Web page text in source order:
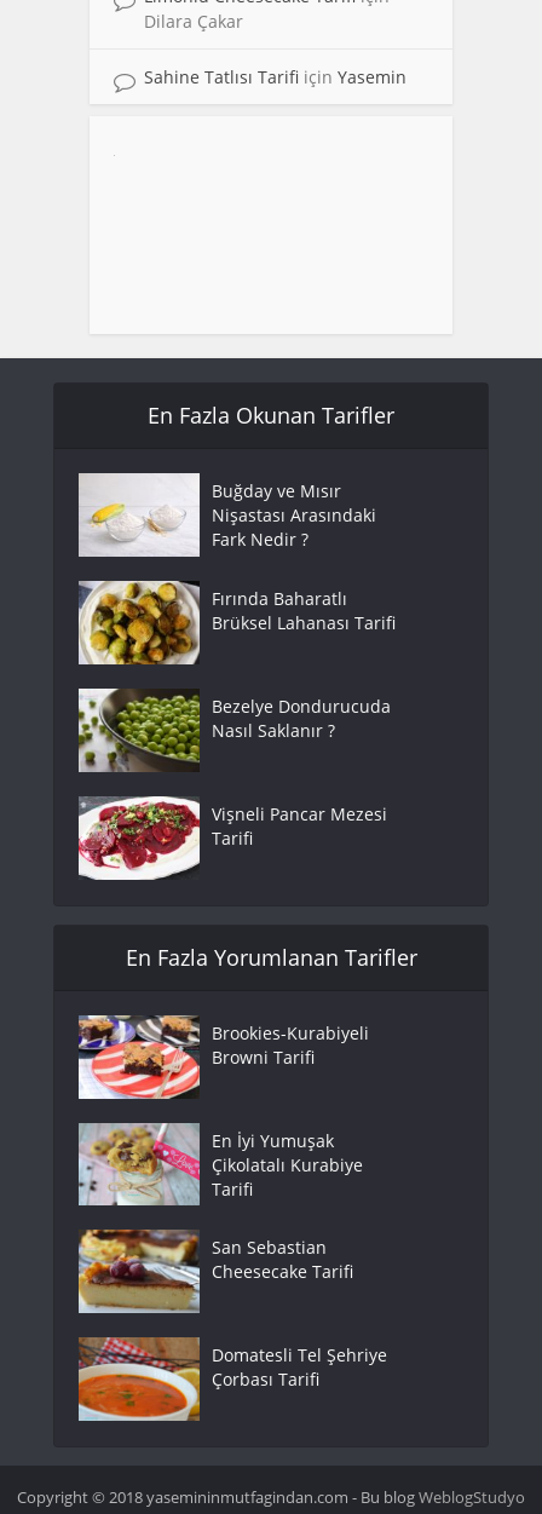
Dilara Çakar
Sahine Tatlısı Tarifi için Yasemin
En Fazla Okunan Tarifler
Buğday ve Mısır
Nişastası Arasındaki
Fark Nedir ?
Fırında Baharatlı
Brüksel Lahanası Tarifi
Bezelye Dondurucuda
Nasıl Saklanır ?
Vişneli Pancar Mezesi
Tarifi
En Fazla Yorumlanan Tarifler
Brookies-Kurabiyeli
Browni Tarifi
En İyi Yumuşak
Çikolatalı Kurabiye
Tarifi
San Sebastian
Cheesecake Tarifi
Domatesli Tel Şehriye
Çorbası Tarifi
Copyright © 2018 yasemininmutfagindan.com - Bu blogWeblogStudyo